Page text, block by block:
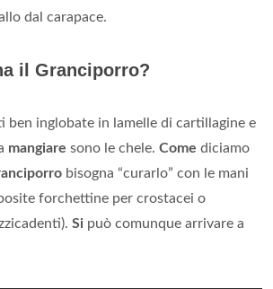
dal carapace.
il Granciporro?
ben inglobate in lamelle di cartillagine e
mangiare sono le chele. Come diciamo
bisogna “curarlo” con le mani
forchettine per crostacei o
Si può comunque arrivare a